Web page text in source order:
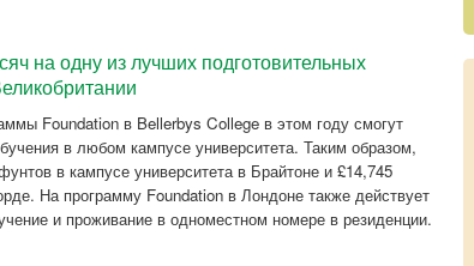
на одну из лучших подготовительных
Foundation в Bellerbys College в этом году смогут
в любом кампусе университета. Таким образом,
в кампусе университета в Брайтоне и £14,745
На программу Foundation в Лондоне также действует
и проживание в одноместном номере в резиденции.